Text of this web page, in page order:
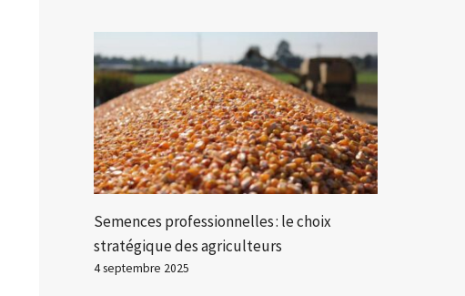
Semences professionnelles : le choix
stratégique des agriculteurs
4 septembre 2025